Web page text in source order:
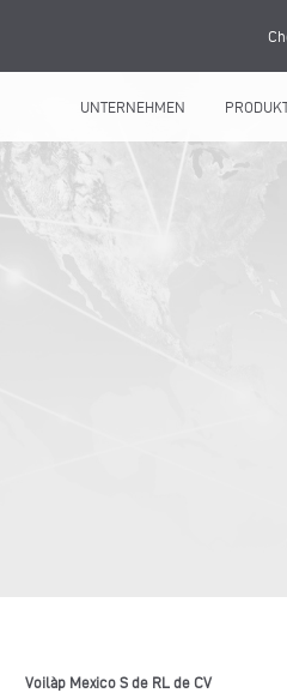
UNTERNEHMEN
Voilàp Mexico S de RL de CV